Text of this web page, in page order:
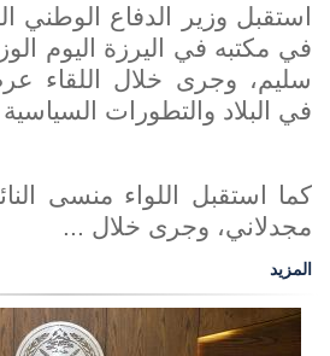
استقبل وزير الدفاع الوطني
في مكتبه في اليرزة اليوم
سليم، وجرى خلال اللقاء
في البلاد والتطورات السياسية
كما استقبل اللواء منسى
مجدلاني، وجرى خلال ...
المزيد